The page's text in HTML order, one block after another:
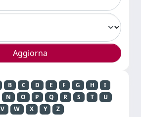
B C D E F G H
I
N O P Q R S T
U
V
W X Y Z